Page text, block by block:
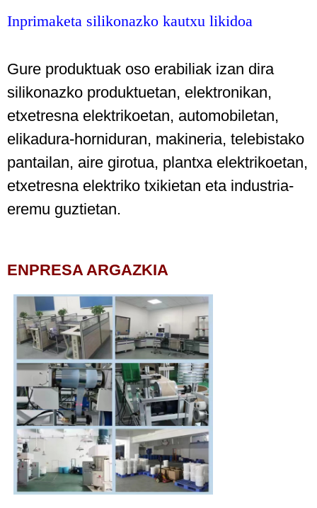
Inprimaketa silikonazko kautxu likidoa
Gure produktuak oso erabiliak izan dira
silikonazko produktuetan, elektronikan,
etxetresna elektrikoetan, automobiletan,
elikadura-horniduran, makineria, telebistako
pantailan, aire girotua, plantxa elektrikoetan,
etxetresna elektriko txikietan eta industria-
eremu guztietan.
ENPRESA ARGAZKIA